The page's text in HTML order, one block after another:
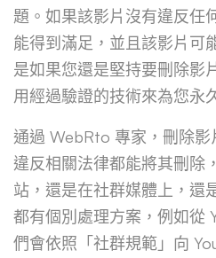
題。如果該影片沒有違反任
能得到滿足，並且該影片可
是如果您還是堅持要刪除影
用經過驗證的技術來為您永
通過 WebRto 專家，刪除
違反相關法律都能將其刪除
站，還是在社群媒體上，還
都有個別處理方案，例如從
們會依照「社群規範」向